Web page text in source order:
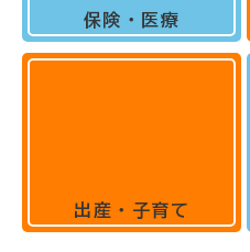
保険・医療
出産・子育て